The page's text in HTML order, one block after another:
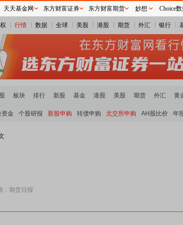
行情 数据 全球 美股 港股 期货 外汇 银行
板块 排行 新股 基金 港股 美股 期货 外汇 黄
资金 个股研报 新股申购 转债申购 北交所申购 AH股比价 年
：期货日报
天天基金网 东方财富证券 东方财富期货 妙想 Choice